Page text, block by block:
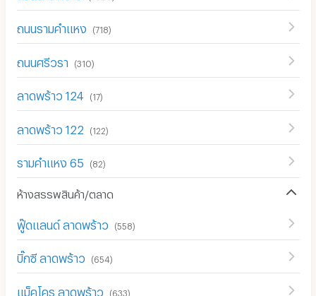
ถนนรามคำแหง (718)
ถนนศรีวรา (310)
ลาดพร้าว 124 (17)
ลาดพร้าว 122 (122)
รามคำแหง 65 (82)
ห้างสรรพสินค้า/ตลาด
ฟู๊ดแลนด์ ลาดพร้าว (558)
บิ๊กซี ลาดพร้าว (654 )
แม็คโคร ลาดพร้าว (633)